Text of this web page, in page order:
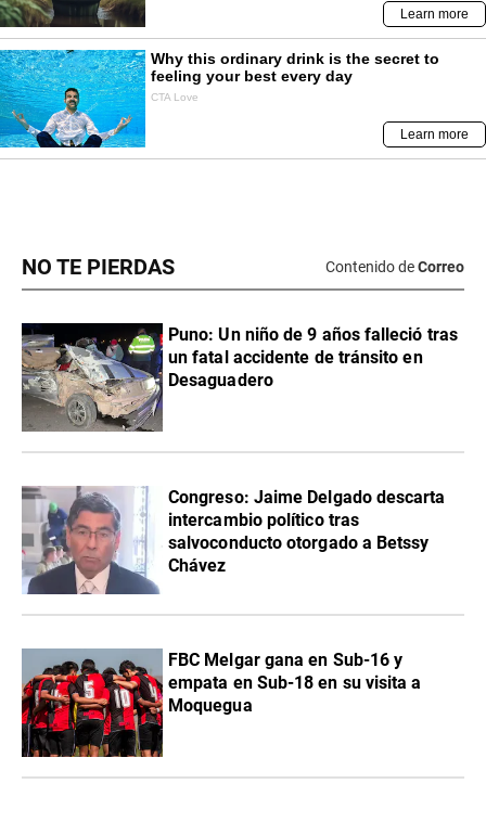
NO TE PIERDAS Contenido deCorreo
Puno: Un niño de 9 años falleció tras
un fatal accidente de tránsito en
Desaguadero
Congreso: Jaime Delgado descarta
intercambio político tras
salvoconducto otorgado a Betssy
Chávez
FBC Melgar gana en Sub-16 y
empata en Sub-18 en su visita a
Moquegua